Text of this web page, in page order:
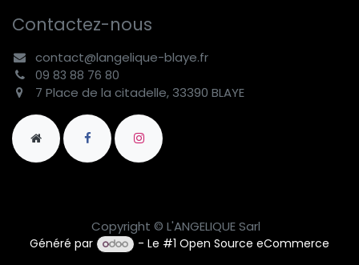
Contactez-nous
contact@langelique-blaye.fr
09 83 88 76 80
7 Place de la citadelle, 33390 BLAYE
Copyright © L'ANGELIQUE Sarl
Généré par - Le #1Open Source eCommerce